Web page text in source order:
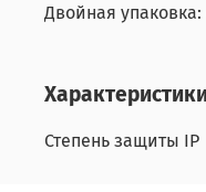
Двойная
Степень защиты IP